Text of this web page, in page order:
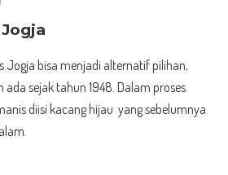
Jogja bisa menjadi alternatif pilihan,
sejak tahun 1948. Dalam proses
diisi kacang hijau yang sebelumnya